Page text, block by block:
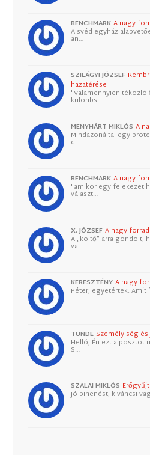
BENCHMARK A nagy
A svéd egyház
an…
SZILÁGYI JÓZSEF
hazatérése
"Valamennyien tékozló
különbs…
MENYHÁRT MIKLÓS A
Mindazonáltal egy
d…
BENCHMARK A nagy
"amikor egy felekezet
választ…
X. JÓZSEF A nagy
A „költő” arra gondolt,
va…
KERESZTÉNY A nagy
Péter, egyetértek. Amit
TUNDE Személyiség
Helló, Én ezt a posztot
S…
SZALAI MIKLÓS
Jó pihenést, kiváncsi